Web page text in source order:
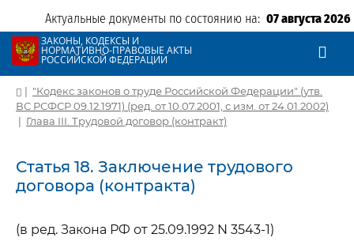
Актуальные документы по состоянию на: 07 августа 2026
ЗАКОНЫ, КОДЕКСЫ И
НОРМАТИВНО-ПРАВОВЫЕ АКТЫ
РОССИЙСКОЙ ФЕДЕРАЦИИ
| "Кодекс законов о труде Российской Федерации" (утв.
ВС РСФСР 09.12.1971) (ред. от 10.07.2001, с изм. от 24.01.2002)
| Глава III. Трудовой договор (контракт)
Статья 18. Заключение трудового
договора (контракта)
(в ред. Закона РФ от 25.09.1992 N 3543-1)